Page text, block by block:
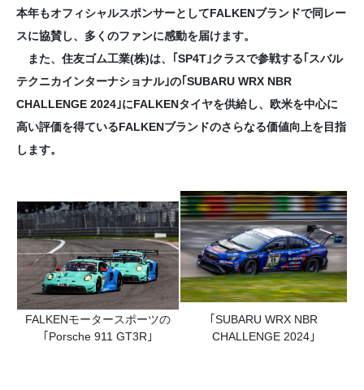
本年もオフィシャルスポンサーとしてFALKENブランドで同レー
スに協賛し、多くのファンに感動を届けます。
また、住友ゴム工業(株)は、｢SP4T｣クラスで参戦する｢スバル
テクニカインターナショナル｣の｢SUBARU WRX NBR
CHALLENGE 2024｣にFALKENタイヤを供給し、欧米を中心に
高い評価を得ているFALKENブランドのさらなる価値向上を目指
します。
FALKENモータースポーツの
｢Porsche 911 GT3R｣
｢SUBARU WRX NBR
CHALLENGE 2024｣